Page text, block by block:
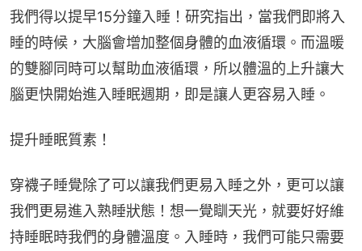
我們得以提早15分鐘入睡！研究指出，當我們即將入
睡的時候，大腦會增加整個身體的血液循環。而溫暖
的雙腳同時可以幫助血液循環，所以體溫的上升讓大
腦更快開始進入睡眠週期，即是讓人更容易入睡。
提升睡眠質素！
穿襪子睡覺除了可以讓我們更易入睡之外，更可以讓
我們更易進入熟睡狀態！想一覺瞓天光，就要好好維
持睡眠時我們的身體溫度。入睡時，我們可能只需要